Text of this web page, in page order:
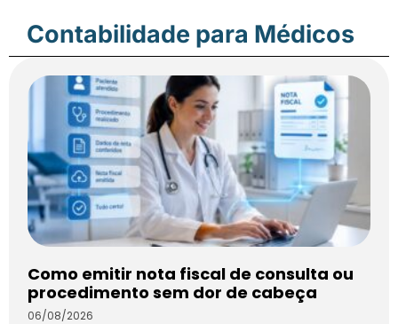
Contabilidade para Médicos
Como emitir nota fiscal de consulta ou
procedimento sem dor de cabeça
06/08/2026